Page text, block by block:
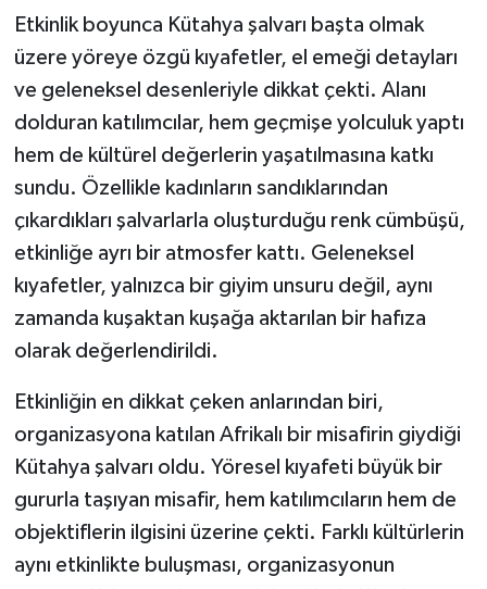
Etkinlik boyunca Kütahya şalvarı başta olmak
üzere yöreye özgü kıyafetler, el emeği detayları
ve geleneksel desenleriyle dikkat çekti. Alanı
dolduran katılımcılar, hem geçmişe yolculuk yaptı
hem de kültürel değerlerin yaşatılmasına katkı
sundu. Özellikle kadınların sandıklarından
çıkardıkları şalvarlarla oluşturduğu renk cümbüşü,
etkinliğe ayrı bir atmosfer kattı. Geleneksel
kıyafetler, yalnızca bir giyim unsuru değil, aynı
zamanda kuşaktan kuşağa aktarılan bir hafıza
olarak değerlendirildi.
Etkinliğin en dikkat çeken anlarından biri,
organizasyona katılan Afrikalı bir misafirin giydiği
Kütahya şalvarı oldu. Yöresel kıyafeti büyük bir
gururla taşıyan misafir, hem katılımcıların hem de
objektiflerin ilgisini üzerine çekti. Farklı kültürlerin
aynı etkinlikte buluşması, organizasyonun
Yaşam